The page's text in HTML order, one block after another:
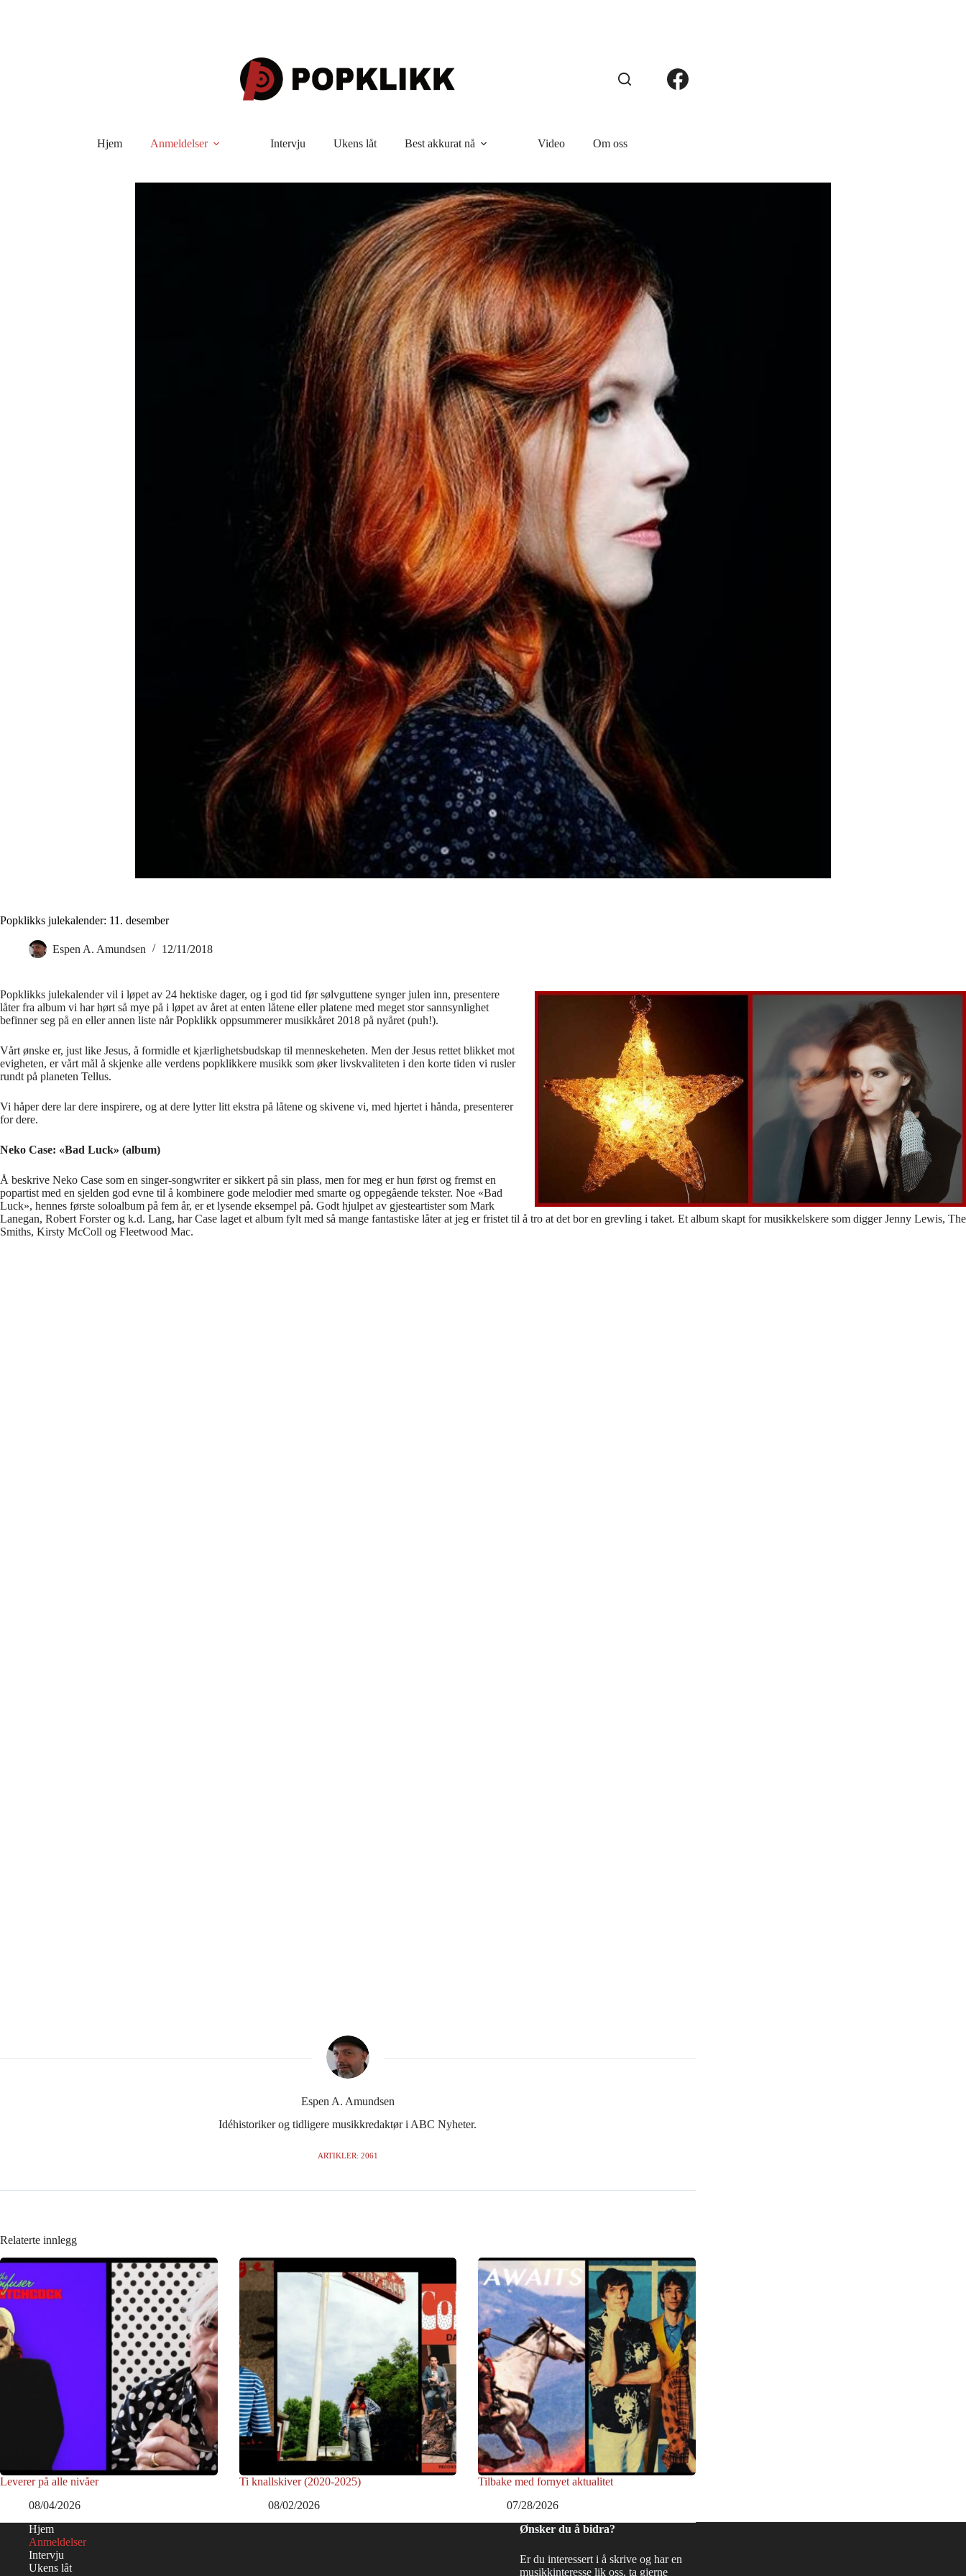
Hjem Anmeldelser Intervju Ukens låt Best akkurat nå Video Om oss
Popklikks julekalender: 11. desember
Espen A. Amundsen 12/11/2018
Popklikks julekalender vil i løpet av 24 hektiske dager, og i god tid før sølvguttene synger julen inn, presentere
låter fra album vi har hørt så mye på i løpet av året at enten låtene eller platene med meget stor sannsynlighet
befinner seg på en eller annen liste når Popklikk oppsummerer musikkåret 2018 på nyåret (puh!).
Vårt ønske er, just like Jesus, å formidle et kjærlighetsbudskap til menneskeheten. Men der Jesus rettet blikket mot
evigheten, er vårt mål å skjenke alle verdens popklikkere musikk som øker livskvaliteten i den korte tiden vi rusler
rundt på planeten Tellus.
Vi håper dere lar dere inspirere, og at dere lytter litt ekstra på låtene og skivene vi, med hjertet i hånda, presenterer
for dere.
Neko Case: «Bad Luck» (album)
Å beskrive Neko Case som en singer-songwriter er sikkert på sin plass, men for meg er hun først og fremst en
popartist med en sjelden god evne til å kombinere gode melodier med smarte og oppegående tekster. Noe «Bad
Luck», hennes første soloalbum på fem år, er et lysende eksempel på. Godt hjulpet av gjesteartister som Mark
Lanegan, Robert Forster og k.d. Lang, har Case laget et album fylt med så mange fantastiske låter at jeg er fristet til å tro at det bor en grevling i taket. Et album skapt for musikkelskere som digger Jenny Lewis, The
Smiths, Kirsty McColl og Fleetwood Mac.
Espen A. Amundsen
Idéhistoriker og tidligere musikkredaktør i ABC Nyheter.
ARTIKLER: 2061
Relaterte innlegg
Leverer på alle nivåer
08/04/2026
Ti knallskiver (2020-2025)
08/02/2026
Tilbake med fornyet aktualitet
07/28/2026
Hjem
Anmeldelser
Intervju
Ukens låt
Ønsker du å bidra?
Er du interessert i å skrive og har en
musikkinteresse lik oss, ta gjerne